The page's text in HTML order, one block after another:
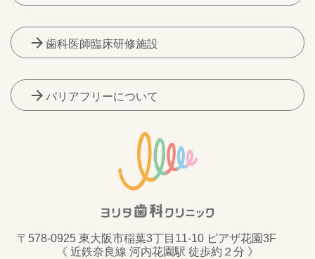
arrow_forward 歯科医師臨床研修施設
arrow_forward バリアフリーについて
〒578-0925 東大阪市稲葉3丁目11-10 ピアザ花園3F
《 近鉄奈良線 河内花園駅 徒歩約２分 》